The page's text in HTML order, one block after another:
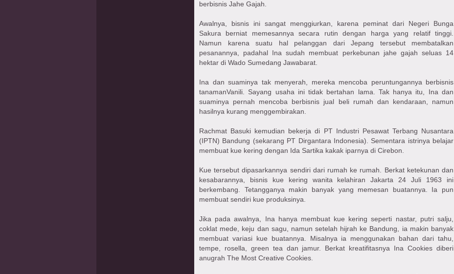
berbisnis Jahe Gajah.
Awalnya, bisnis ini sangat menggiurkan, karena peminat dari Negeri Bunga
Sakura berniat memesannya secara rutin dengan harga yang relatif tinggi.
Namun karena suatu hal pelanggan dari Jepang tersebut membatalkan
pesanannya, padahal Ina sudah membuat perkebunan jahe gajah seluas 14
hektar di Wado Sumedang Jawabarat.
Ina dan suaminya tak menyerah, mereka mencoba peruntungannya berbisnis
tanamanVanili. Sayang usaha ini tidak bertahan lama. Tak hanya itu, Ina dan
suaminya pernah mencoba berbisnis jual beli rumah dan kendaraan, namun
hasilnya kurang menggembirakan.
Rachmat Basuki kemudian bekerja di PT Industri Pesawat Terbang Nusantara
(IPTN) Bandung (sekarang PT Dirgantara Indonesia). Sementara istrinya belajar
membuat kue kering dengan Ida Sartika kakak iparnya di Cirebon.
Kue tersebut dipasarkannya sendiri dari rumah ke rumah. Berkat ketekunan dan
kesabarannya, bisnis kue kering wanita kelahiran Jakarta 24 Juli 1963 ini
berkembang. Tetangganya makin banyak yang memesan buatannya. Ia pun
membuat sendiri kue produksinya.
Jika pada awalnya, Ina hanya membuat kue kering seperti nastar, putri salju,
coklat mede, keju dan sagu, namun setelah hijrah ke Bandung, ia makin banyak
membuat variasi kue buatannya. Misalnya ia menggunakan bahan dari tahu,
tempe, rosella, green tea dan jamur. Berkat kreatifitasnya Ina Cookies diberi
anugrah The Most Creative Cookies.